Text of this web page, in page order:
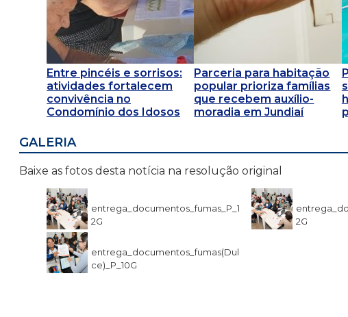
Entre pincéis e sorrisos:
atividades fortalecem
convivência no
Condomínio dos Idosos
Parceria para habitação
popular prioriza famílias
que recebem auxílio-
moradia em Jundiaí
GALERIA
Baixe as fotos desta notícia na resolução original
entrega_documentos_fumas_P_1
2G
2G
entrega_documentos_fumas(Dul
ce)_P_10G